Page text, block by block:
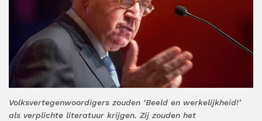
Volksvertegenwoordigers zouden ‘Beeld en werkelijkheid!’
als verplichte literatuur krijgen. Zij zouden het